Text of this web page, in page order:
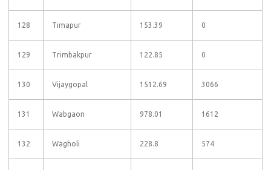
128 Timapur 153.39 0
129 Trimbakpur 122.85 0
130 Vijaygopal 1512.69 3066
131 Wabgaon 978.01 1612
132 Wagholi 228.8 574